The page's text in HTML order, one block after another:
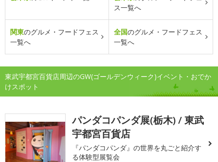
ス一覧へ
関東のグルメ・フードフェス
一覧へ
全国のグルメ・フードフェス
一覧へ
東武宇都宮百貨店周辺のGW(ゴールデンウィーク)イベント・おでか
けスポット
パンダコパンダ展(栃木) / 東武
宇都宮百貨店
『パンダコパンダ』の世界を丸ごと紹介す
る体験型展覧会